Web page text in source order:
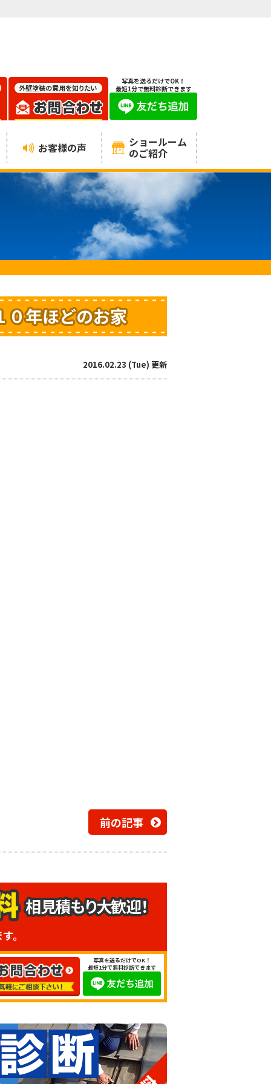
写真を送るだけでOK！
最短1分で無料診断できます
お客様の声 ショールーム
のご紹介
年ほどのお家
2016.02.23 (Tue) 更新
前の記事
相見積もり大歓迎！
。
写真を送るだけでOK！
最短1分で無料診断できます